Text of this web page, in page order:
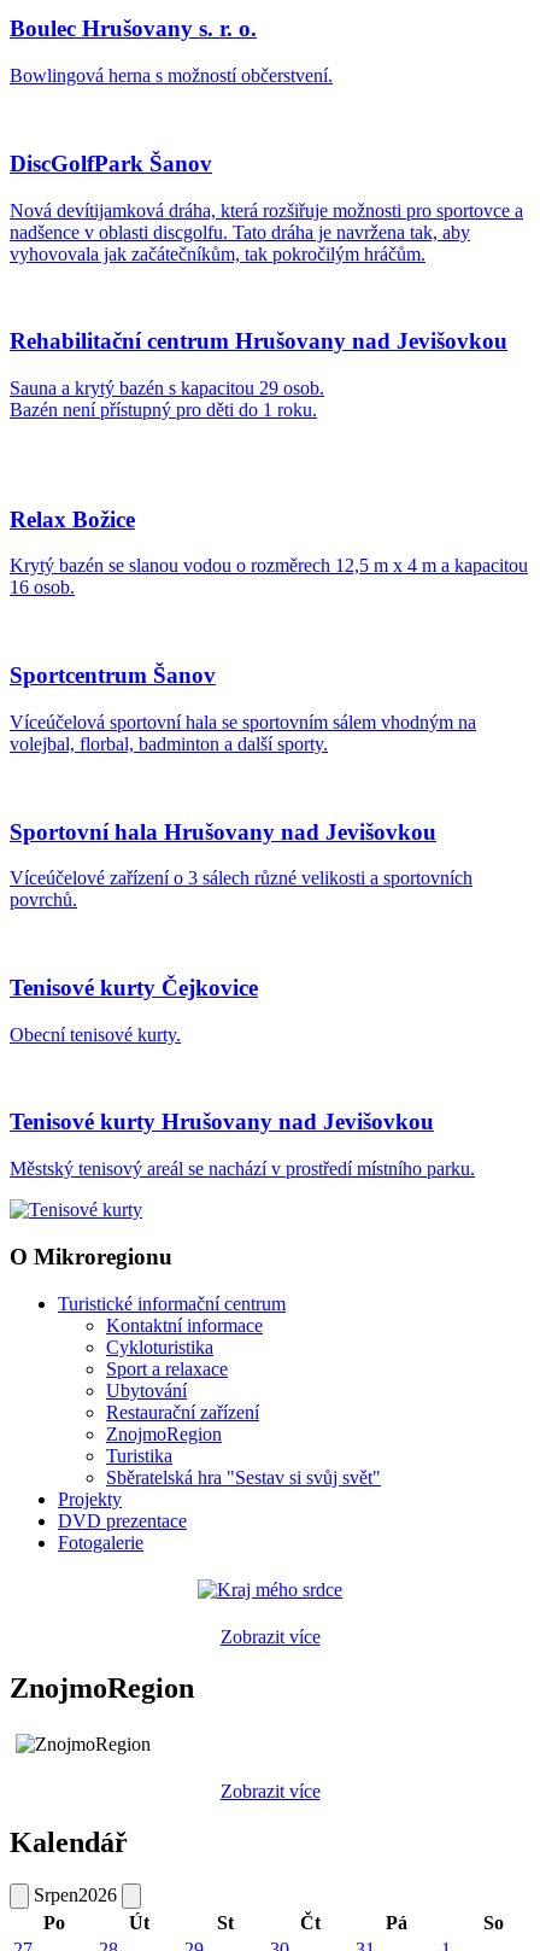
Boulec Hrušovany s. r. o.
Bowlingová herna s možností občerstvení.
DiscGolfPark Šanov
Nová devítijamková dráha, která rozšiřuje možnosti pro sportovce a
nadšence v oblasti discgolfu. Tato dráha je navržena tak, aby
vyhovovala jak začátečníkům, tak pokročilým hráčům.
Rehabilitační centrum Hrušovany nad Jevišovkou
Sauna a krytý bazén s kapacitou 29 osob.
Bazén není přístupný pro děti do 1 roku.
Relax Božice
Krytý bazén se slanou vodou o rozměrech 12,5 m x 4 m a kapacitou
16 osob.
Sportcentrum Šanov
Víceúčelová sportovní hala se sportovním sálem vhodným na
volejbal, florbal, badminton a další sporty.
Sportovní hala Hrušovany nad Jevišovkou
Víceúčelové zařízení o 3 sálech různé velikosti a sportovních
povrchů.
Tenisové kurty Čejkovice
Obecní tenisové kurty.
Tenisové kurty Hrušovany nad Jevišovkou
Městský tenisový areál se nachází v prostředí místního parku.
O Mikroregionu
Turistické informační centrum
Kontaktní informace
Cykloturistika
Sport a relaxace
Ubytování
Restaurační zařízení
ZnojmoRegion
Turistika
Sběratelská hra "Sestav si svůj svět"
Projekty
DVD prezentace
Fotogalerie
Zobrazit více
ZnojmoRegion
Zobrazit více
Kalendář
Srpen2026
Po
Út St Čt Pá
So